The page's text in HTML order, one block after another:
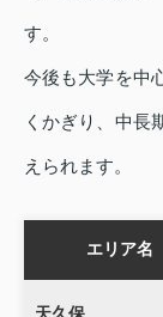
す。
今後も大学を中
くかぎり、中長
えられます。
エリア名
天久保